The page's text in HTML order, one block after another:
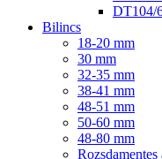
DT104/
Bilincs
18-20 mm
30 mm
32-35 mm
38-41 mm
48-51 mm
50-60 mm
48-80 mm